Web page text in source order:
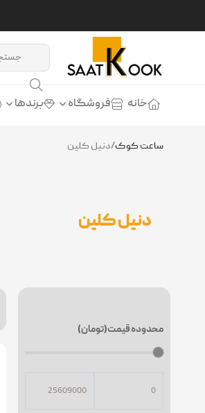
خانه فروشگاه برندها
ساعت کوک/دنیل کلین
دنیل کلین
محدوده قیمت(تومان)